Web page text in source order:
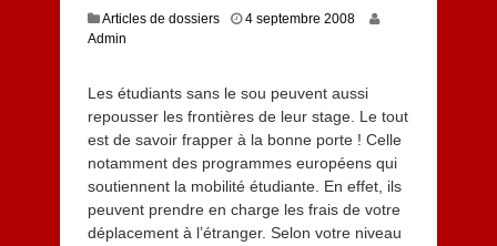
Articles de dossiers
4 septembre 2008
Admin
Les étudiants sans le sou peuvent aussi
repousser les frontières de leur stage. Le tout
est de savoir frapper à la bonne porte ! Celle
notamment des programmes européens qui
soutiennent la mobilité étudiante. En effet, ils
peuvent prendre en charge les frais de votre
déplacement à l’étranger. Selon votre niveau